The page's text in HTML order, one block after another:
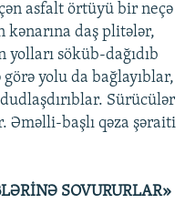
asfalt örtüyü bir neçə
kənarına daş plitələr,
söküb-dağıdıb
yolu da bağlayıblar,
Sürücülər
Əməlli-başlı qəza şəraiti
SOVURURLAR»